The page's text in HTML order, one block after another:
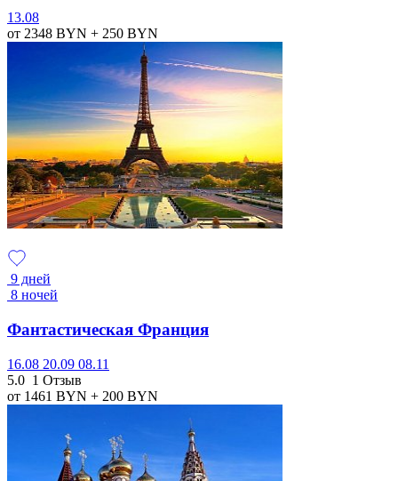
13.08
от 2348 BYN + 250 BYN
9 дней
8 ночей
Фантастическая Франция
16.08 20.09 08.11
5.0 1 Отзыв
от 1461 BYN + 200 BYN